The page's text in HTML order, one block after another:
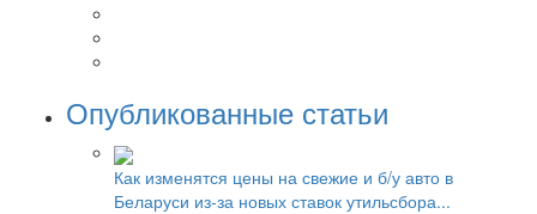
Опубликованные статьи
Как изменятся цены на свежие и б/у авто в
Беларуси из-за новых ставок утильсбора...